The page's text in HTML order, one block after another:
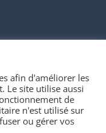
afin d'améliorer les
Le site utilise aussi
de
n'est utilisé sur
ou gérer vos